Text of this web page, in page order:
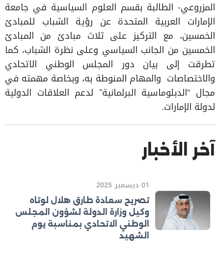
المزروعي- الطالبة بقسم العلوم السياسية في جامعة
الإمارات العربية المتحدة عن رؤية الشباب للمبادئ
الخمسين، مع التركيز على ثلاث مبادئ من المبادئ
الخمسين من الجانب السياسي وعلى نظرة الشباب، كما
تطرقت إلى بيان دور المجلس الوطني الاتحادي
والاختصاصات والمهام المنوطة به، وبخاصة مهمته في
مجال “الدبلوماسية البرلمانية” لدعم العلاقات الدولية
لدولة الإمارات.
آخر الأخبار
01 ديسمبر 2025
تصريح سعادة طارق هلال لوتاه
وكيل وزارة الدولة لشؤون المجلس
الوطني الاتحادي بمناسبة يوم
الشهيد